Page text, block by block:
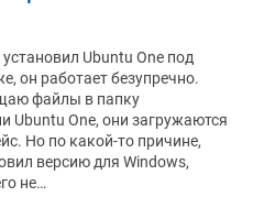
Ubuntu One под
он работает безупречно.
файлы в папку
Ubuntu One, они загружаются
Но по какой-то причине,
версию для Windows,
не…